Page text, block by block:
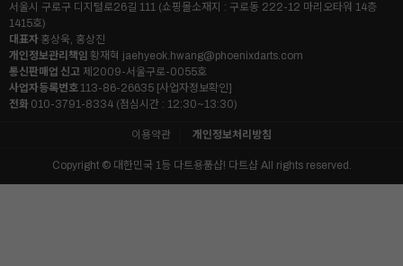
서울시 구로구 디지털로26길 111 (쇼핑몰소재지 : 구로동 222-12 마리오타워 14층
1415호)
대표자 홍상욱, 홍상진
개인정보관리책임 황재혁 jaehyeok.hwang@phoenixdarts.com
통신판매업 신고 제2009-서울구로-0055호
사업자등록번호 113-86-26635 [사업자정보확인]
전화 010-3791-8334 (점심시간 : 12:30~13:30)
이용약관 개인정보처리방침
Copyright © 대한민국 1등 다트용품샵! 다트샵 All rights reserved.